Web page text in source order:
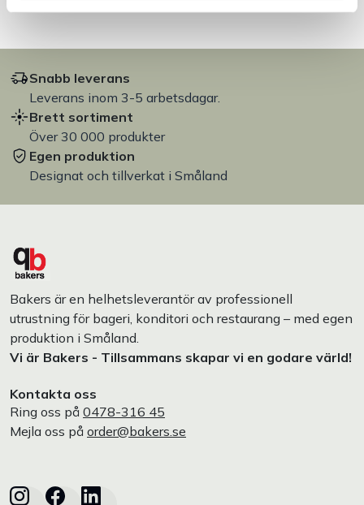
Snabb leverans
Leverans inom 3-5 arbetsdagar.
Brett sortiment
Över 30 000 produkter
Egen produktion
Designat och tillverkat i Småland
Bakers är en helhetsleverantör av professionell
utrustning för bageri, konditori och restaurang – med egen
produktion i Småland.
Vi är Bakers - Tillsammans skapar vi en godare värld!
Kontakta oss
Ring oss på 0478-316 45
Mejla oss på order@bakers.se